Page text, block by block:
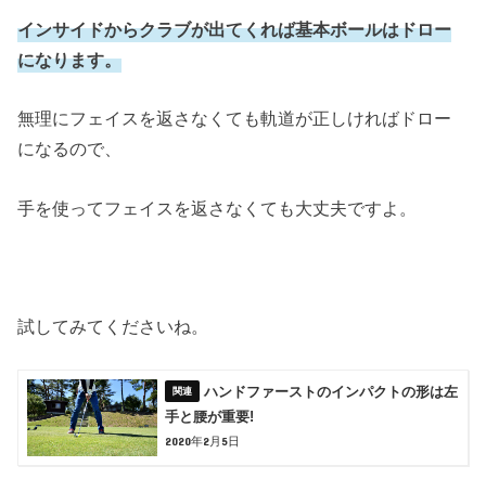
インサイドからクラブが出てくれば基本ボールはドロー
になります。
無理にフェイスを返さなくても軌道が正しければドロー
になるので、
手を使ってフェイスを返さなくても大丈夫ですよ。
試してみてくださいね。
ハンドファーストのインパクトの形は左
手と腰が重要!
2020年2月5日